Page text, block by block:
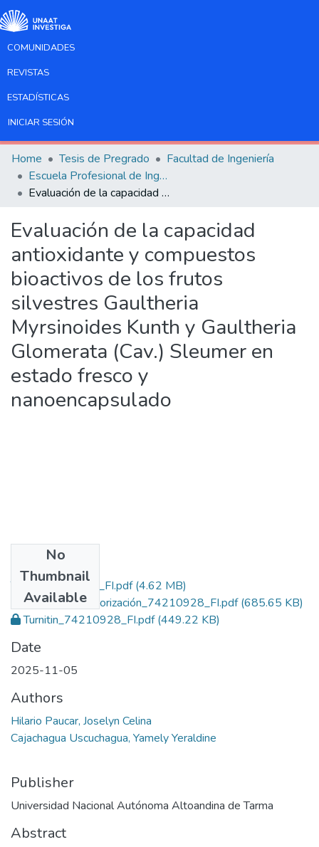
COMUNIDADES
REVISTAS
ESTADÍSTICAS
INICIAR SESIÓN
Home Tesis de Pregrado
Facultad de Ingeniería
Escuela Profesional de Ingeniería Agroindustrial
Evaluación de la capacidad antioxidante y compuestos bioactivos de los frutos silvestres Gaultheria Myrsinoides Kunth y Gaultheria Glomerata (Cav.) Sleumer en estado fresco y nanoencapsulado
Evaluación de la capacidad
antioxidante y compuestos
bioactivos de los frutos
silvestres Gaultheria
Myrsinoides Kunth y Gaultheria
Glomerata (Cav.) Sleumer en
estado fresco y
nanoencapsulado
No
Thumbnail
Available
Tesis_74210928_FI.pdf(4.62 MB)
Formato de autorización_74210928_FI.pdf(685.65 KB)
Turnitin_74210928_FI.pdf(449.22 KB)
Date
2025-11-05
Authors
Hilario Paucar, Joselyn Celina
Cajachagua Uscuchagua, Yamely Yeraldine
Publisher
Universidad Nacional Autónoma Altoandina de Tarma
Abstract